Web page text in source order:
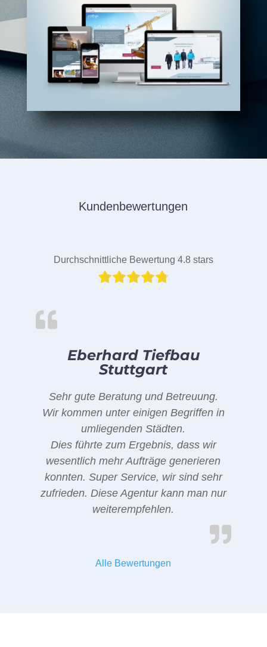
Kundenbewertungen
Durchschnittliche Bewertung 4.8 stars
Eberhard Tiefbau
Stuttgart
Sehr gute Beratung und Betreuung.
Wir kommen unter einigen Begriffen in
umliegenden Städten.
Dies führte zum Ergebnis, dass wir
wesentlich mehr Aufträge generieren
konnten. Super Service, wir sind sehr
zufrieden. Diese Agentur kann man nur
weiterempfehlen.
Alle Bewertungen